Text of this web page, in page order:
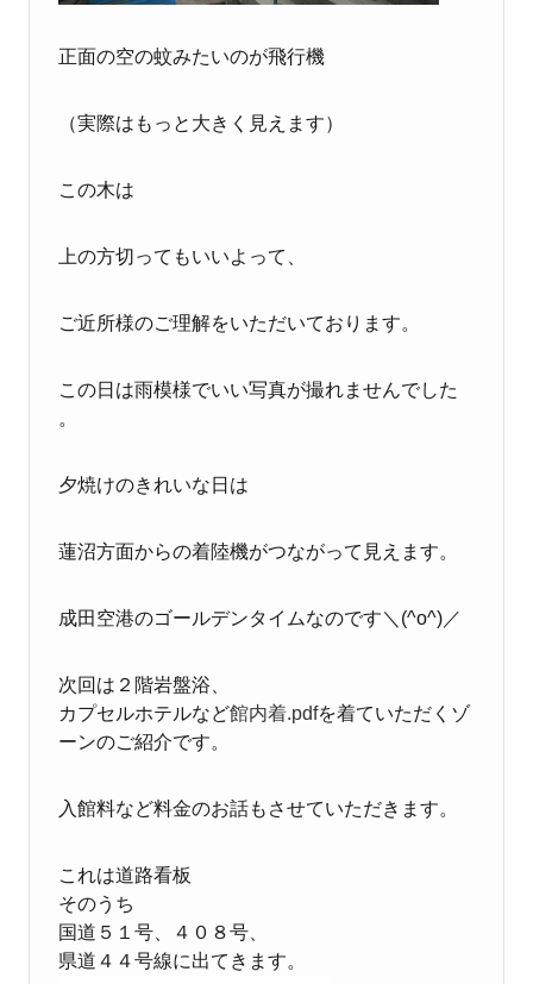
正面の空の蚊みたいのが飛行機
（実際はもっと大きく見えます）
この木は
上の方切ってもいいよって、
ご近所様のご理解をいただいております。
この日は雨模様でいい写真が撮れませんでした
。
夕焼けのきれいな日は
蓮沼方面からの着陸機がつながって見えます。
成田空港のゴールデンタイムなのです＼(^o^)／
次回は２階岩盤浴、
カプセルホテルなど館内着.pdfを着ていただくゾ
ーンのご紹介です。
入館料など料金のお話もさせていただきます。
これは道路看板
そのうち
国道５１号、４０８号、
県道４４号線に出てきます。